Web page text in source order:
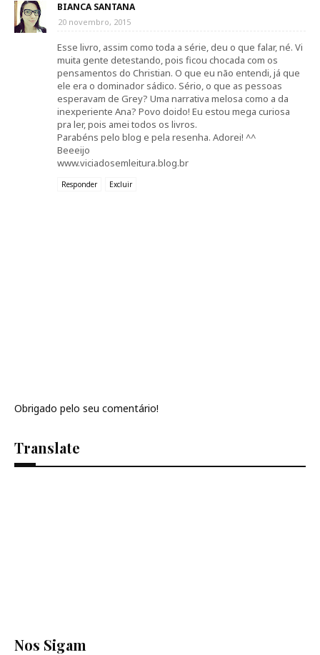
BIANCA SANTANA
20 novembro, 2015
Esse livro, assim como toda a série, deu o que falar, né. Vi
muita gente detestando, pois ficou chocada com os
pensamentos do Christian. O que eu não entendi, já que
ele era o dominador sádico. Sério, o que as pessoas
esperavam de Grey? Uma narrativa melosa como a da
inexperiente Ana? Povo doido! Eu estou mega curiosa
pra ler, pois amei todos os livros.
Parabéns pelo blog e pela resenha. Adorei! ^^
Beeeijo
www.viciadosemleitura.blog.br
Responder Excluir
Obrigado pelo seu comentário!
Translate
Nos Sigam